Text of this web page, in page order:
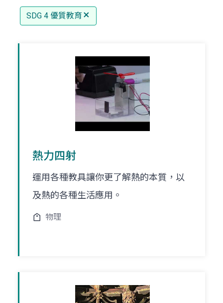
SDG 4 優質教育
熱力四射
運用各種教具讓你更了解熱的本質，以
及熱的各種生活應用。
物理